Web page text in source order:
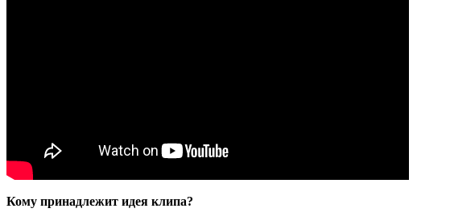
Кому принадлежит идея клипа?